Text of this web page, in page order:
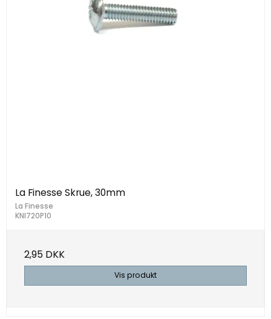
La Finesse Skrue, 30mm
La Finesse
KNI720P10
2,95 DKK
Vis produkt